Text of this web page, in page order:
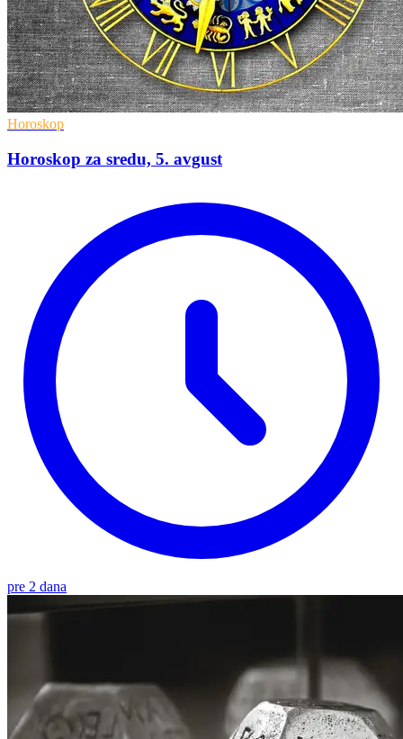
Horoskop
Horoskop za sredu, 5. avgust
pre 2 dana